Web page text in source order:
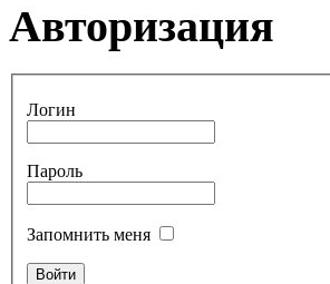
Авторизация
Логин
Пароль
Запомнить меня